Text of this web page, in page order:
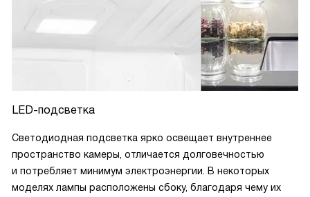
LED-подсветка
Светодиодная подсветка ярко освещает внутреннее
пространство камеры, отличается долговечностью
и потребляет минимум электроэнергии. В некоторых
моделях лампы расположены сбоку, благодаря чему их